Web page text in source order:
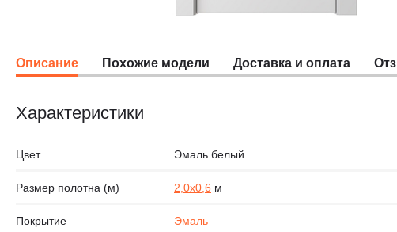
Описание Похожие модели Доставка и оплата
Характеристики
Цвет Эмаль белый
Размер полотна (м) 2,0х0,6 м
Покрытие Эмаль